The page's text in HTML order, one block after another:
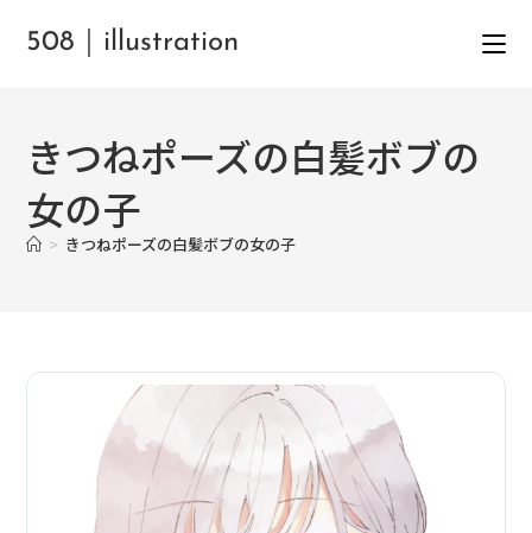
508｜illustration
きつねポーズの白髪ボブの
女の子
> きつねポーズの白髪ボブの女の子